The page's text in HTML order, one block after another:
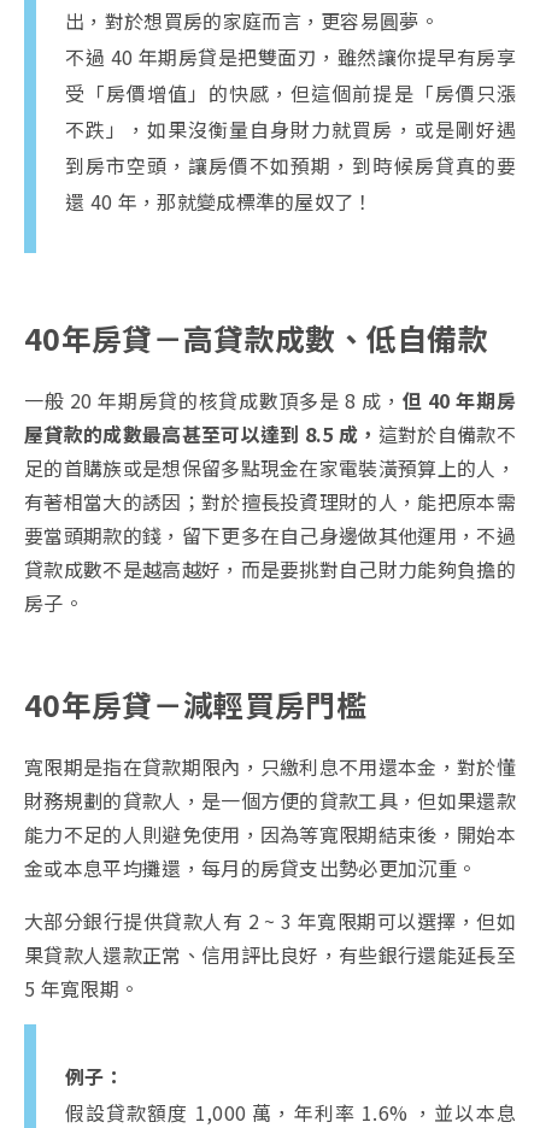
出，對於想買房的家庭而言，更容易圓夢。
不過 40 年期房貸是把雙面刃，雖然讓你提早有房享
受「房價增值」的快感，但這個前提是「房價只漲
不跌」，如果沒衡量自身財力就買房，或是剛好遇
到房市空頭，讓房價不如預期，到時候房貸真的要
還 40 年，那就變成標準的屋奴了！
40年房貸－高貸款成數、低自備款
一般 20 年期房貸的核貸成數頂多是 8 成， 但 40 年期房
屋貸款的成數最高甚至可以達到 8.5 成， 這對於自備款不
足的首購族或是想保留多點現金在家電裝潢預算上的人，
有著相當大的誘因；對於擅長投資理財的人，能把原本需
要當頭期款的錢，留下更多在自己身邊做其他運用，不過
貸款成數不是越高越好，而是要挑對自己財力能夠負擔的
房子。
40年房貸－減輕買房門檻
寬限期是指在貸款期限內，只繳利息不用還本金，對於懂
財務規劃的貸款人，是一個方便的貸款工具，但如果還款
能力不足的人則避免使用，因為等寬限期結束後，開始本
金或本息平均攤還，每月的房貸支出勢必更加沉重。
大部分銀行提供貸款人有 2 ~ 3 年寬限期可以選擇，但如
果貸款人還款正常、信用評比良好，有些銀行還能延長至
5 年寬限期。
例子：
假設貸款額度 1,000 萬，年利率 1.6% ，並以本息